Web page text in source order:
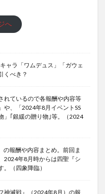
へ
ャラ「ワムデュス」「ガウェ
くべき？
れているので各報酬や内容等
や、「2024年8月イベントSS
」｢銀緩の贈り物｣等。（2024
の報酬や内容まとめ。前回ま
2024年8月時からは四聖『シ
（四象降臨）
神滅戦』（2024年8月）の報